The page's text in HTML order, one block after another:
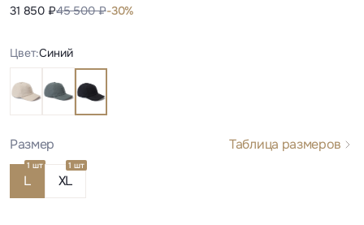
31 850 ₽45 500 ₽-30%
Цвет:Синий
Размер Таблица размеров
L
1 шт
XL
1 шт